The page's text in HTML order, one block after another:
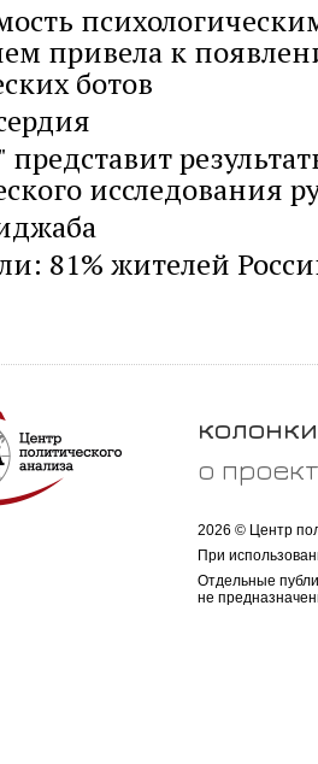
привела к
ботов
исследования
81% жителей
колонки
о
2026 © Центр
При
Отдельные
не